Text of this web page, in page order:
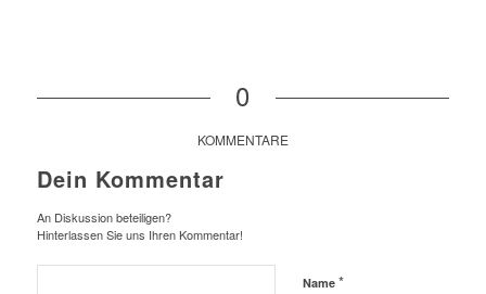
0
KOMMENTARE
Dein Kommentar
An Diskussion beteiligen?
Hinterlassen Sie uns Ihren Kommentar!
Name *